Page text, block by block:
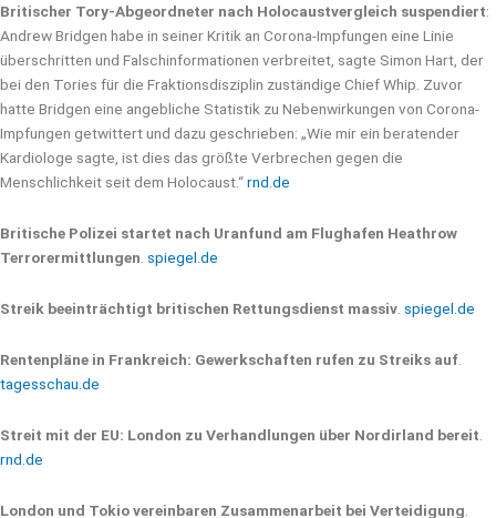
Britischer Tory-Abgeordneter nach Holocaustvergleich suspendiert:
Andrew Bridgen habe in seiner Kritik an Corona-Impfungen eine Linie
überschritten und Falschinformationen verbreitet, sagte Simon Hart, der
bei den Tories für die Fraktionsdisziplin zuständige Chief Whip. Zuvor
hatte Bridgen eine angebliche Statistik zu Nebenwirkungen von Corona-
Impfungen getwittert und dazu geschrieben: „Wie mir ein beratender
Kardiologe sagte, ist dies das größte Verbrechen gegen die
Menschlichkeit seit dem Holocaust.“rnd.de
Britische Polizei startet nach Uranfund am Flughafen Heathrow
Terrorermittlungen spiegel.de
Streik beeinträchtigt britischen Rettungsdienst massiv spiegel.de
Rentenpläne in Frankreich: Gewerkschaften rufen zu Streiks auf
tagesschau.de
Streit mit der EU: London zu Verhandlungen über Nordirland bereit
rnd.de
London und Tokio vereinbaren Zusammenarbeit bei Verteidigung